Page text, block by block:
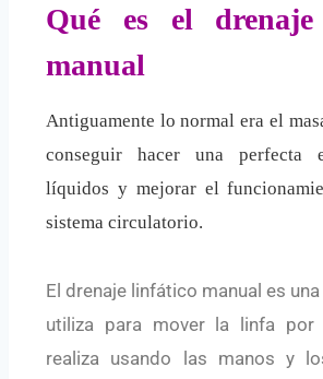
Qué es el
manual
Antiguamente lo normal era el
conseguir hacer una perfecta
líquidos y mejorar el
sistema circulatorio.
El drenaje linfático manual es
utiliza para mover la linfa por
realiza usando las manos y